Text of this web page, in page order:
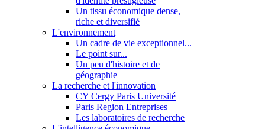
Un tissu économique dense,
riche et diversifié
L'environnement
Un cadre de vie exceptionnel...
Le point sur...
Un peu d'histoire et de
géographie
La recherche et l'innovation
CY Cergy Paris Université
Paris Region Entreprises
Les laboratoires de recherche